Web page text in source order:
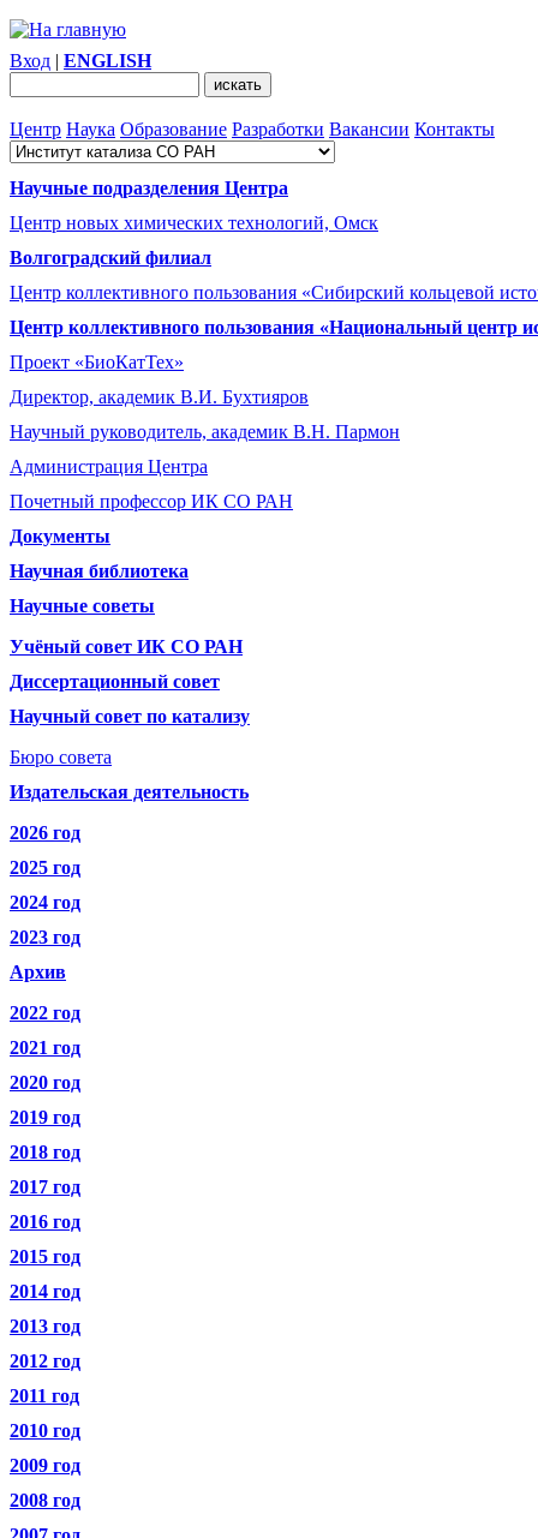
Вход | ENGLISH
Центр Наука Образование Разработки Вакансии Контакты
Научные подразделения Центра
Центр новых химических технологий, Омск
Волгоградский филиал
Центр коллективного пользования «Сибирский кольцевой
Центр коллективного пользования «Национальный центр
Проект «БиоКатТех»
Директор, академик В.И. Бухтияров
Научный руководитель, академик В.Н. Пармон
Администрация Центра
Почетный профессор ИК СО РАН
Документы
Научная библиотека
Научные советы
Учёный совет ИК СО РАН
Диссертационный совет
Научный совет по катализу
Бюро совета
Издательская деятельность
2026 год
2025 год
2024 год
2023 год
Архив
2022 год
2021 год
2020 год
2019 год
2018 год
2017 год
2016 год
2015 год
2014 год
2013 год
2012 год
2011 год
2010 год
2009 год
2008 год